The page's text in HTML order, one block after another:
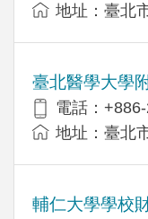
地址：臺北
臺北醫學大學
電話：
地址：臺北
輔仁大學學校